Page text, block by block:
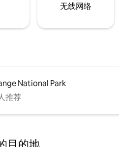
无线网络
National Park
推荐